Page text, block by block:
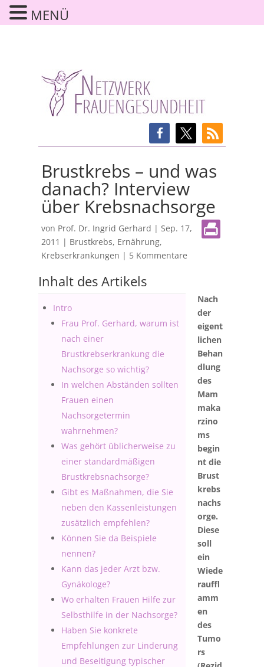
Brustkrebs – und was
danach? Interview
über Krebsnachsorge
von Prof. Dr. Ingrid Gerhard | Sep. 17,
2011 | Brustkrebs, Ernährung,
Krebserkrankungen | 5 Kommentare
Inhalt des Artikels
Intro
Frau Prof. Gerhard, warum ist
nach einer
Brustkrebserkrankung die
Nachsorge so wichtig?
In welchen Abständen sollten
Frauen einen
Nachsorgetermin
wahrnehmen?
Was gehört üblicherweise zu
einer standardmäßigen
Brustkrebsnachsorge?
Gibt es Maßnahmen, die Sie
neben den Kassenleistungen
zusätzlich empfehlen?
Können Sie da Beispiele
nennen?
Kann das jeder Arzt bzw.
Gynäkologe?
Wo erhalten Frauen Hilfe zur
Selbsthilfe in der Nachsorge?
Haben Sie konkrete
Empfehlungen zur Linderung
und Beseitigung typischer
Nach
der
eigent
lichen
Behan
dlung
des
Mam
maka
rzino
ms
begin
nt die
Brust
krebs
nachs
orge.
Diese
soll
ein
Wiede
rauffl
amm
en
des
Tumo
rs
MENÜ